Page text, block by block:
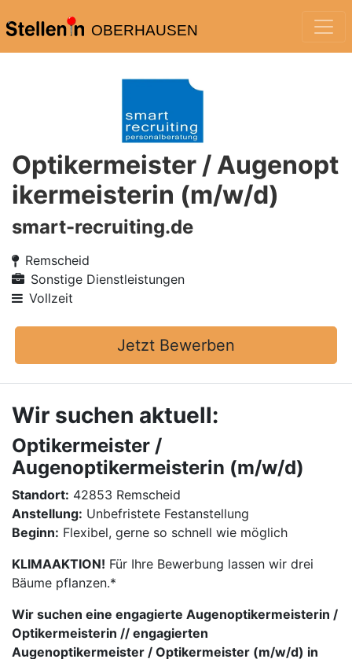
OBERHAUSEN
Optikermeister / Augenopt
ikermeisterin (m/w/d)
smart-recruiting.de
Remscheid
Sonstige Dienstleistungen
Vollzeit
Jetzt Bewerben
Wir suchen aktuell:
Optikermeister /
Augenoptikermeisterin (m/w/d)
Standort: 42853 Remscheid
Anstellung: Unbefristete Festanstellung
Beginn: Flexibel, gerne so schnell wie möglich
KLIMAAKTION! Für Ihre Bewerbung lassen wir drei
Bäume pflanzen.*
Wir suchen eine engagierte Augenoptikermeisterin /
Optikermeisterin // engagierten
Augenoptikermeister / Optikermeister (m/w/d) in